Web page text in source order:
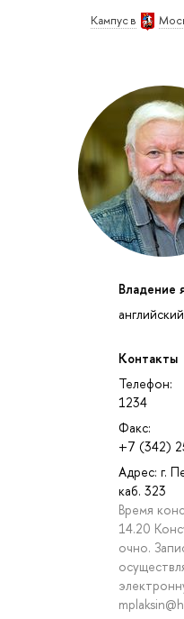
Кампус в
Владение
английский
Контакты
Телефон:
1234
Факс:
+7 (342)
Адрес: г.
каб. 323
Время
14.20
очно.